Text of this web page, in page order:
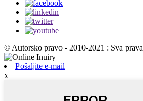
© Autorsko pravo - 2010-2021 : Sva
Pošaljite e-mail
x